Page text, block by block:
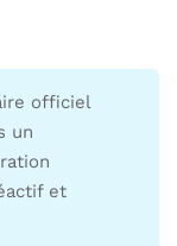
officiel
un
et